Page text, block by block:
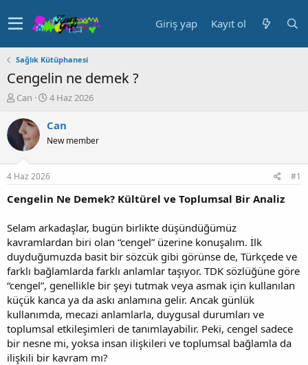
Giriş yap Kayıt ol
Sağlık Kütüphanesi
Cengelin ne demek ?
K
n
u
y
b
a
ş
t
a
n
Can
B
ş
a
g
ı
ç
r
i
h
i
4 Haz 2026
Can
New member
4 Haz 2026 #1
Cengelin Ne Demek? Kültürel ve Toplumsal Bir Analiz
Selam arkadaşlar, bugün birlikte düşündüğümüz
kavramlardan biri olan “cengel” üzerine konuşalım. İlk
duyduğumuzda basit bir sözcük gibi görünse de, Türkçede ve
farklı bağlamlarda farklı anlamlar taşıyor. TDK sözlüğüne göre
“cengel”, genellikle bir şeyi tutmak veya asmak için kullanılan
küçük kanca ya da askı anlamına gelir. Ancak günlük
kullanımda, mecazi anlamlarla, duygusal durumları ve
toplumsal etkileşimleri de tanımlayabilir. Peki, cengel sadece
bir nesne mi, yoksa insan ilişkileri ve toplumsal bağlamla da
ilişkili bir kavram mı?